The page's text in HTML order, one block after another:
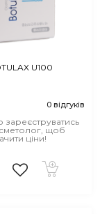
U100
0 відгуків
зареєструватись
щоб
ціни!